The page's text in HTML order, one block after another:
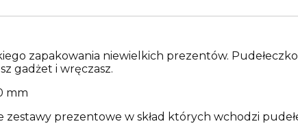
zapakowania niewielkich prezentów.
gadżet i wręczasz.
mm
zestawy prezentowe w skład których wchodzi